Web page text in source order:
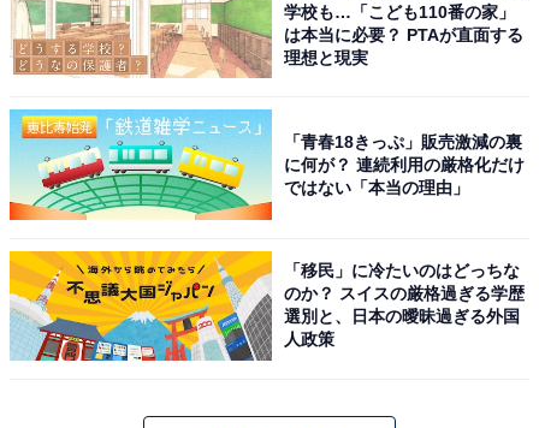
学校も…「こども110番の家」
は本当に必要？ PTAが直面する
理想と現実
「青春18きっぷ」販売激減の裏
に何が？ 連続利用の厳格化だけ
ではない「本当の理由」
「移民」に冷たいのはどっちな
のか？ スイスの厳格過ぎる学歴
選別と、日本の曖昧過ぎる外国
人政策